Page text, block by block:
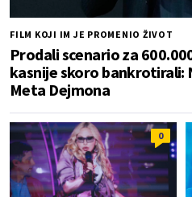
FILM KOJI IM JE PROMENIO ŽIVOT
Prodali scenario za
kasnije skoro
Meta Dejmona
0